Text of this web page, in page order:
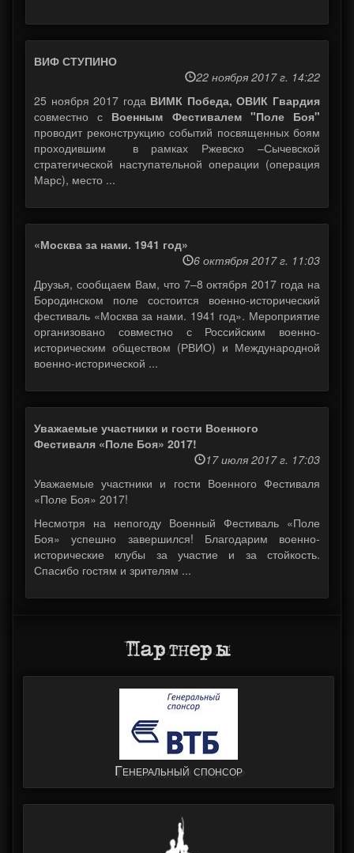
ВИФ СТУПИНО
22 ноября 2017 г. 14:22
25 ноября 2017 года ВИМК Победа, ОВИК Гвардия
совместно с Военным Фестивалем "Поле Боя"
проводит реконструкцию событий посвященных боям
проходившим в рамках Ржевско –Сычевской
стратегической наступательной операции (операция
Марс), место ...
«Москва за нами. 1941 год»
6 октября 2017 г. 11:03
Друзья, сообщаем Вам, что 7–8 октября 2017 года на
Бородинском поле состоится военно-исторический
фестиваль «Москва за нами. 1941 год». Мероприятие
организовано совместно с Российским военно-
историческим обществом (РВИО) и Международной
военно-исторической ...
Уважаемые участники и гости Военного
Фестиваля «Поле Боя» 2017!
17 июля 2017 г. 17:03
Уважаемые участники и гости Военного Фестиваля
«Поле Боя» 2017!
Несмотря на непогоду Военный Фестиваль «Поле
Боя» успешно завершился! Благодарим военно-
исторические клубы за участие и за стойкость.
Спасибо гостям и зрителям ...
Партнеры
Генеральный спонсор